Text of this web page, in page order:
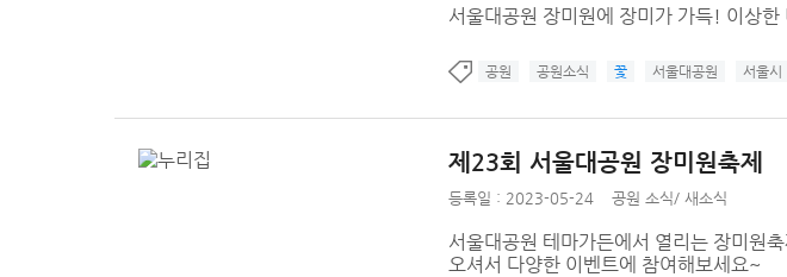
서울대공원 장미원에 장미가 가득! 이상
공원 공원소식 꽃 서울대공원 서울시
제23회 서울대공원 장미원축제
등록일 : 2023-05-24 공원 소식/ 새소식
서울대공원 테마가든에서 열리는 장미원
오셔서 다양한 이벤트에 참여해보세요~